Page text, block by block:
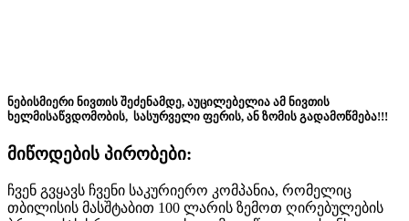
ნებისმიერი ნივთის შეძენამდე, აუცილებელია ამ ნივთის
ხელმისაწვდომობის, სასურველი ფერის, ან ზომის გადამოწმება!!!
მიწოდების პირობები:
ჩვენ გვყავს ჩვენი საკურიერო კომპანია, რომელიც
თბილისის მასშტაბით 100 ლარის ზემოთ ღირებულების